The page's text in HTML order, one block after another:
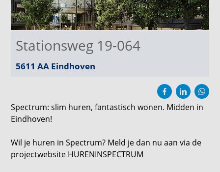
Stationsweg 19-064
5611 AA Eindhoven
Spectrum: slim huren, fantastisch wonen. Midden in
Eindhoven!
Wil je huren in Spectrum? Meld je dan nu aan via de
projectwebsite HURENINSPECTRUM